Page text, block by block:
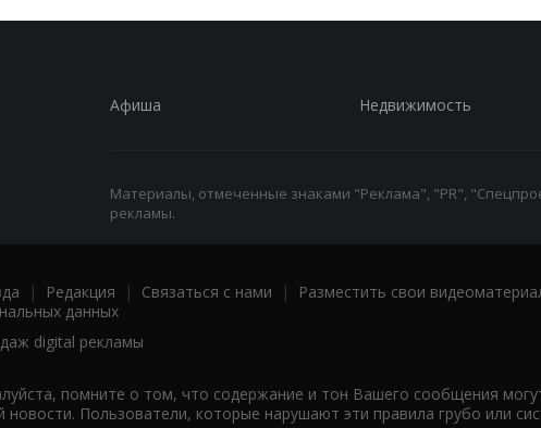
Афиша Недвижимость
Материалы, отмеченные знаками "Реклама", "PR",
рекламы.
| Редакция | Связаться с нами | Разместить свои
данных
digital рекламы
помните о том, что содержание и тон Вашего сообщения
Пользователи, которые нарушают эти правила грубо или